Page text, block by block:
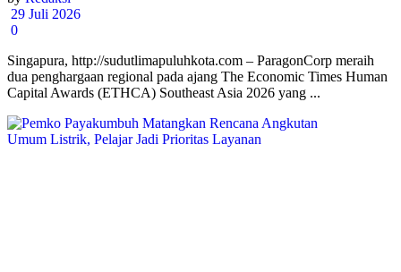
29 Juli 2026
0
Singapura, http://sudutlimapuluhkota.com – ParagonCorp meraih
dua penghargaan regional pada ajang The Economic Times Human
Capital Awards (ETHCA) Southeast Asia 2026 yang ...